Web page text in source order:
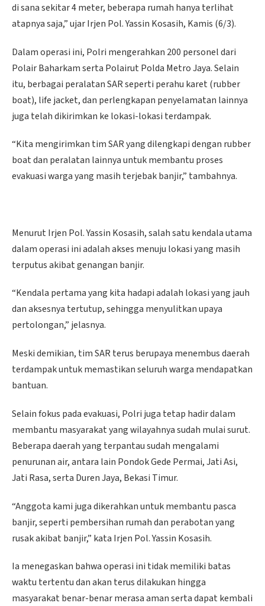
di sana sekitar 4 meter, beberapa rumah hanya terlihat
atapnya saja,” ujar Irjen Pol. Yassin Kosasih, Kamis (6/3).
Dalam operasi ini, Polri mengerahkan 200 personel dari
Polair Baharkam serta Polairut Polda Metro Jaya. Selain
itu, berbagai peralatan SAR seperti perahu karet (rubber
boat), life jacket, dan perlengkapan penyelamatan lainnya
juga telah dikirimkan ke lokasi-lokasi terdampak.
“Kita mengirimkan tim SAR yang dilengkapi dengan rubber
boat dan peralatan lainnya untuk membantu proses
evakuasi warga yang masih terjebak banjir,” tambahnya.
Menurut Irjen Pol. Yassin Kosasih, salah satu kendala utama
dalam operasi ini adalah akses menuju lokasi yang masih
terputus akibat genangan banjir.
“Kendala pertama yang kita hadapi adalah lokasi yang jauh
dan aksesnya tertutup, sehingga menyulitkan upaya
pertolongan,” jelasnya.
Meski demikian, tim SAR terus berupaya menembus daerah
terdampak untuk memastikan seluruh warga mendapatkan
bantuan.
Selain fokus pada evakuasi, Polri juga tetap hadir dalam
membantu masyarakat yang wilayahnya sudah mulai surut.
Beberapa daerah yang terpantau sudah mengalami
penurunan air, antara lain Pondok Gede Permai, Jati Asi,
Jati Rasa, serta Duren Jaya, Bekasi Timur.
“Anggota kami juga dikerahkan untuk membantu pasca
banjir, seperti pembersihan rumah dan perabotan yang
rusak akibat banjir,” kata Irjen Pol. Yassin Kosasih.
Ia menegaskan bahwa operasi ini tidak memiliki batas
waktu tertentu dan akan terus dilakukan hingga
masyarakat benar-benar merasa aman serta dapat kembali